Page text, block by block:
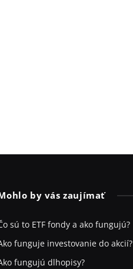
by vás zaujímať
sú to ETF fondy a ako fungujú?
funguje investovanie do akcií?
fungujú dlhopisy?